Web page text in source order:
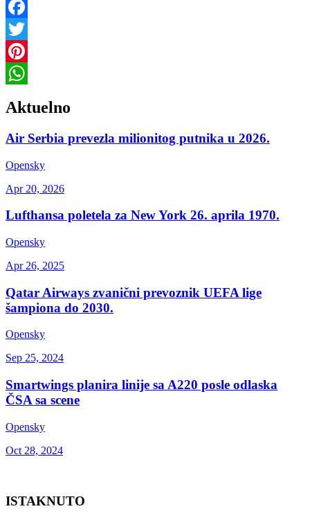
Copy
Link
Facebook
Twitter
Pinterest
Aktuelno
Air Serbia prevezla milionitog putnika u 2026.
Opensky
Apr 20, 2026
Lufthansa poletela za New York 26. aprila 1970.
Opensky
Apr 26, 2025
Qatar Airways zvanični prevoznik UEFA lige
šampiona do 2030.
Opensky
Sep 25, 2024
Smartwings planira linije sa A220 posle odlaska
ČSA sa scene
Opensky
Oct 28, 2024
ISTAKNUTO